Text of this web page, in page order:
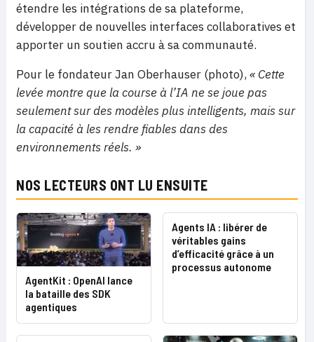
étendre les intégrations de sa plateforme,
développer de nouvelles interfaces collaboratives et
apporter un soutien accru à sa communauté.
Pour le fondateur Jan Oberhauser (photo), « Cette
levée montre que la course à l’IA ne se joue pas
seulement sur des modèles plus intelligents, mais sur
la capacité à les rendre fiables dans des
environnements réels. »
NOS LECTEURS ONT LU ENSUITE
AgentKit : OpenAI lance
la bataille des SDK
agentiques
Agents IA : libérer de
véritables gains
d’efficacité grâce à un
processus autonome